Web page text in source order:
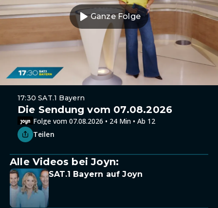
Ganze Folge
17:30 SAT.1 Bayern
Die Sendung vom 07.08.2026
Folge vom 07.08.2026 • 24 Min • Ab 12
Teilen
Alle Videos bei Joyn:
SAT.1 Bayern auf Joyn